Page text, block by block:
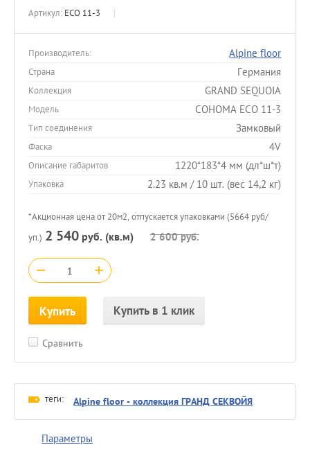
Артикул: ECO 11-3
Производитель: Alpine floor
Страна Германия
Коллекция GRAND SEQUOIA
Модель СОНОМА ECO 11-3
Тип соединения Замковый
Фаска 4V
Описание габаритов 1220*183*4 мм (дл*ш*т)
Упаковка 2.23 кв.м / 10 шт. (вес 14,2 кг)
*Акционная цена от 20м2, отпускается упаковками (5664 руб/
уп.) 2 540 руб. (кв.м) 2 600руб.
− +
Купить Купить в 1 клик
Сравнить
теги: Alpine floor - коллекция ГРАНД СЕКВОЙЯ
Параметры